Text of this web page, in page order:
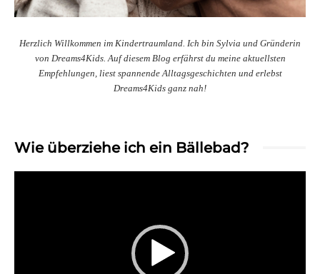
Herzlich Willkommen im Kindertraumland. Ich bin Sylvia und Gründerin
von Dreams4Kids. Auf diesem Blog erfährst du meine aktuellsten
Empfehlungen, liest spannende Alltagsgeschichten und erlebst
Dreams4Kids ganz nah!
Wie überziehe ich ein Bällebad?